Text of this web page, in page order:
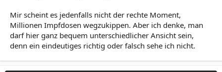
Mir scheint es jedenfalls nicht der rechte Moment,
Millionen Impfdosen wegzukippen. Aber ich denke, man
darf hier ganz bequem unterschiedlicher Ansicht sein,
denn ein eindeutiges richtig oder falsch sehe ich nicht.